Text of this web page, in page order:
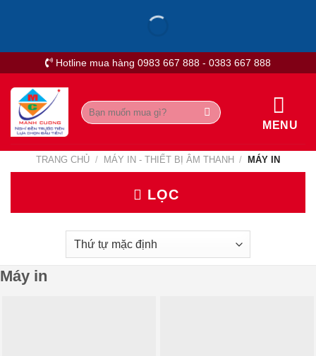
Hotline mua hàng 0983 667 888 - 0383 667 888
Tìm
kiếm:
MENU
TRANG CHỦ / MÁY IN - THIẾT BỊ ÂM THANH / MÁY IN
LỌC
Máy in